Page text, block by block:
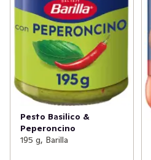
Pesto Basilico &
Peperoncino
195 g, Barilla